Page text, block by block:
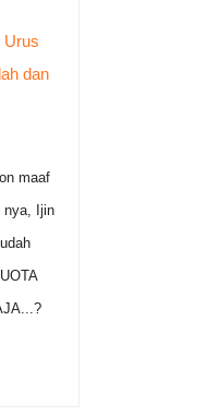
Urus
dan
maaf
nya, Ijin